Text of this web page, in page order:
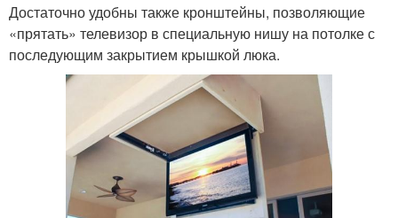
Достаточно удобны также кронштейны, позволяющие
«прятать» телевизор в специальную нишу на потолке с
последующим закрытием крышкой люка.